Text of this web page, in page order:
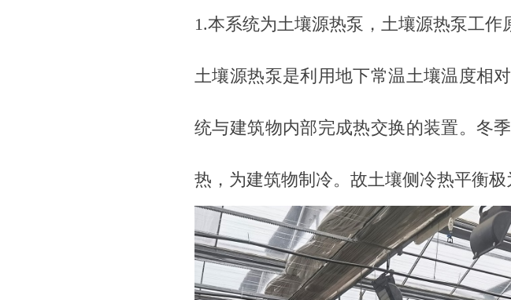
1.本系统为土壤源热泵，土壤源热泵工作
土壤源热泵是利用地下常温土壤温度相
统与建筑物内部完成热交换的装置。冬
热，为建筑物制冷。故土壤侧冷热平衡极